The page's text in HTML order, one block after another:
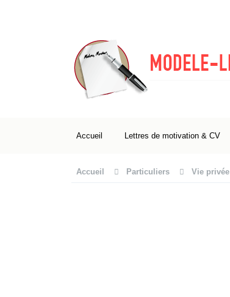
Accueil Lettres de motivation & CV
Accueil Particuliers Vie privée